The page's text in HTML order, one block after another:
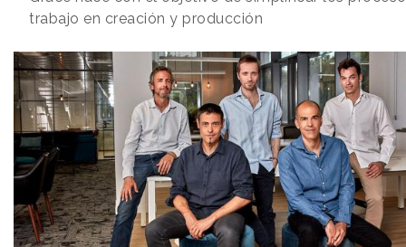
trabajo en creación y producción